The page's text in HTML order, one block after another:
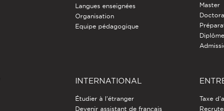
Langues enseignées
Organisation
Equipe pédagogique
Master
INTERNATIONAL
Étudier à l'étranger
Devenir assistant de français
Taxe